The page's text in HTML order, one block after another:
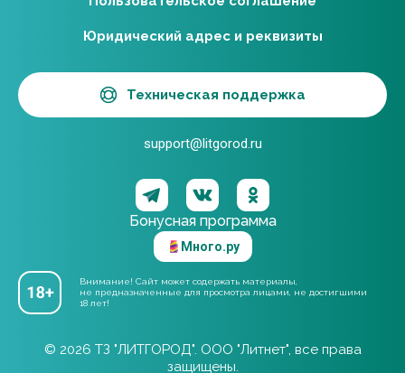
Бонусная программа
Много.ру
Внимание! Сайт может содержать материалы,
не предназначенные для просмотра лицами, не достигшими
18 лет!
Юридический адрес и реквизиты
Техническая поддержка
support@litgorod.ru
© 2026 ТЗ "ЛИТГОРОД". ООО "Литнет", все права
защищены.